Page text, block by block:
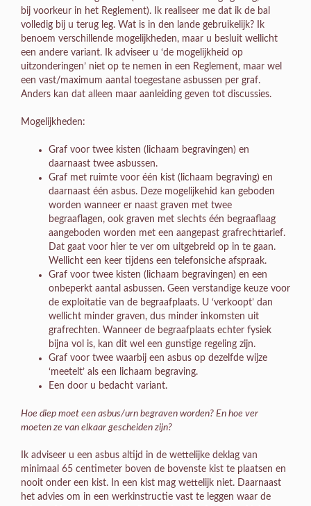
bij voorkeur in het Reglement). Ik realiseer me dat ik de bal
volledig bij u terug leg. Wat is in den lande gebruikelijk? Ik
benoem verschillende mogelijkheden, maar u besluit wellicht
een andere variant. Ik adviseer u ‘de mogelijkheid op
uitzonderingen’ niet op te nemen in een Reglement, maar wel
een vast/maximum aantal toegestane asbussen per graf.
Anders kan dat alleen maar aanleiding geven tot discussies.
Mogelijkheden:
Graf voor twee kisten (lichaam begravingen) en
daarnaast twee asbussen.
Graf met ruimte voor één kist (lichaam begraving) en
daarnaast één asbus. Deze mogelijkehid kan geboden
worden wanneer er naast graven met twee
begraaflagen, ook graven met slechts één begraaflaag
aangeboden worden met een aangepast grafrechttarief.
Dat gaat voor hier te ver om uitgebreid op in te gaan.
Wellicht een keer tijdens een telefonsiche afspraak.
Graf voor twee kisten (lichaam begravingen) en een
onbeperkt aantal asbussen. Geen verstandige keuze voor
de exploitatie van de begraafplaats. U ‘verkoopt’ dan
wellicht minder graven, dus minder inkomsten uit
grafrechten. Wanneer de begraafplaats echter fysiek
bijna vol is, kan dit wel een gunstige regeling zijn.
Graf voor twee waarbij een asbus op dezelfde wijze
‘meetelt’ als een lichaam begraving.
Een door u bedacht variant.
Hoe diep moet een asbus/urn begraven worden? En hoe ver
moeten ze van elkaar gescheiden zijn?
Ik adviseer u een asbus altijd in de wettelijke deklag van
minimaal 65 centimeter boven de bovenste kist te plaatsen en
nooit onder een kist. In een kist mag wettelijk niet. Daarnaast
het advies om in een werkinstructie vast te leggen waar de